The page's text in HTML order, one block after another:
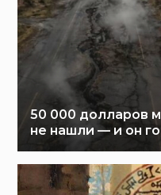
50 000 долларов
не нашли — и он